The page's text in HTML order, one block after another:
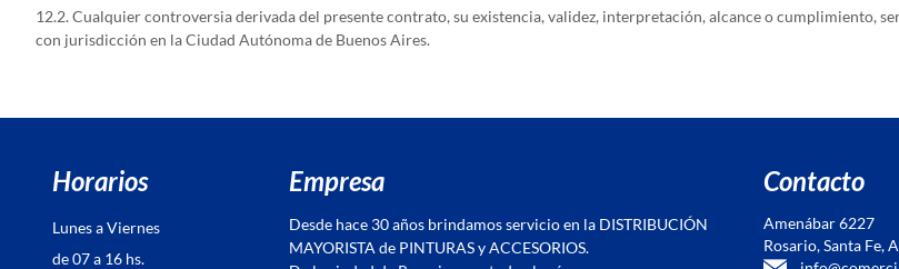
12.2. Cualquier controversia derivada del presente contrato, su existencia, validez, interpretación, alcance o cumplimiento,
con jurisdicción en la Ciudad Autónoma de Buenos Aires.
Horarios
Lunes a Viernes
de 07 a 16 hs.
Empresa
Desde hace 30 años brindamos servicio en la DISTRIBUCIÓN
MAYORISTA de PINTURAS y ACCESORIOS.
Contacto
Amenábar 6227
Rosario, Santa Fe,